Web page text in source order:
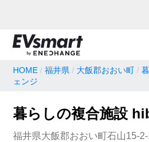
HOME 福井県 大飯郡おおい町
ェンジ
暮らしの複合施設
福井県大飯郡おおい町石山15-2-